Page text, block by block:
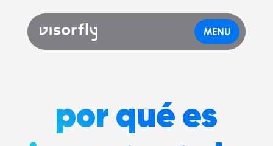
MENU
por qué es